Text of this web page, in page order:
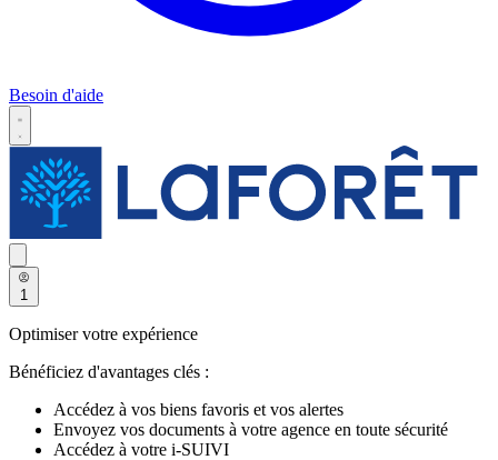
Besoin d'aide
1
Optimiser votre expérience
Bénéficiez d'avantages clés :
Accédez à vos biens favoris et vos alertes
Envoyez vos documents à votre agence en toute sécurité
Accédez à votre i-SUIVI